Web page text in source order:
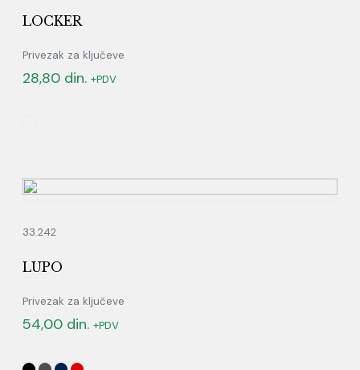
LOCKER
Privezak za ključeve
28,80 din. +PDV
33.242
LUPO
Privezak za ključeve
54,00 din. +PDV